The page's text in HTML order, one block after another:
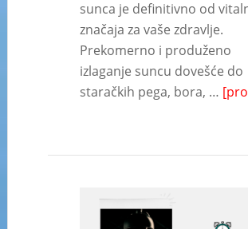
sunca je definitivno od
značaja za vaše zdravlje.
Prekomerno i produženo
izlaganje suncu dovešće do
staračkih pega, bora, …